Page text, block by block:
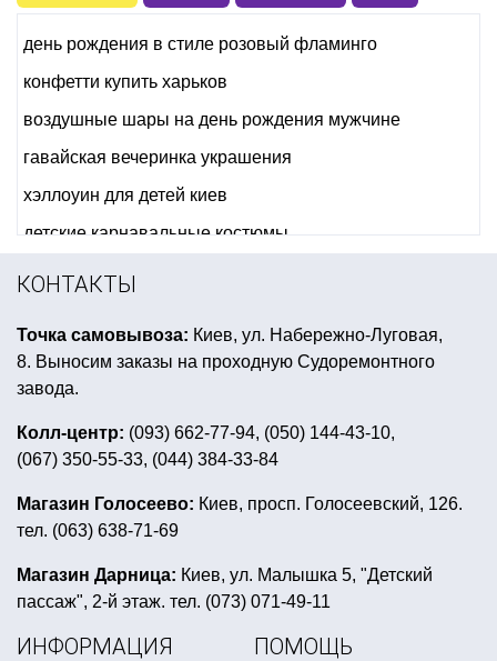
день рождения в стиле розовый фламинго
конфетти купить харьков
воздушные шары на день рождения мужчине
гавайская вечеринка украшения
хэллоуин для детей киев
детские карнавальные костюмы
свечи на торт цифры
карнавальные костюмы зверей
пиратская вечеринка на день рождения
букет из фольгированных фигур
тематические костюмы для детей
новый год интернет
купить цифри шарики минни маус день рождения
костюм на день святого валентина
день рождения новорожденного
КОНТАКТЫ
Точка самовывоза: Киев, ул. Набережно-Луговая,
8. Выносим заказы на проходную Судоремонтного
завода.
Колл-центр: (093) 662-77-94, (050) 144-43-10,
(067) 350-55-33, (044) 384-33-84
Магазин Голосеево: Киев, просп. Голосеевский, 126.
тел. (063) 638-71-69
Магазин Дарница: Киев, ул. Малышка 5, "Детский
пассаж", 2-й этаж. тел. (073) 071-49-11
ИНФОРМАЦИЯ ПОМОЩЬ